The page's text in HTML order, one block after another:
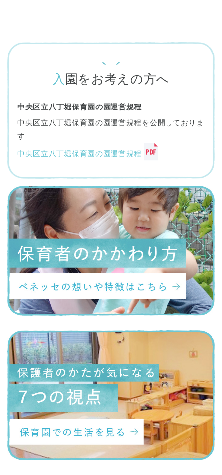
入園をお考えの方へ
中央区立八丁堀保育園の園運営規程
中央区立八丁堀保育園の園運営規程を公開しておりま
す
中央区立八丁堀保育園の園運営規程